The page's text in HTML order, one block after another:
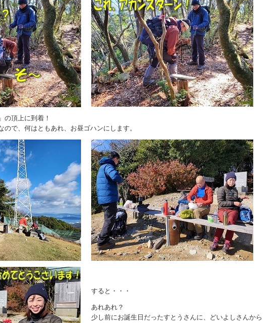
の頂上に到着！
で、何はともあれ、お昼ゴハンにします。
すると・・・
あれあれ？
少し前にお誕生日だったすとうさんに、どいよしさんから